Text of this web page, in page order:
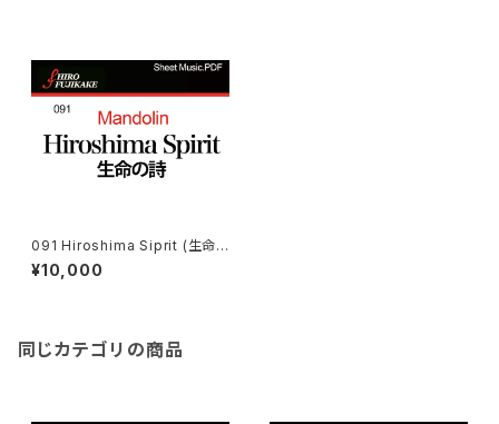
091 Hiroshima Siprit (生命
の詩)
¥10,000
同じカテゴリの商品